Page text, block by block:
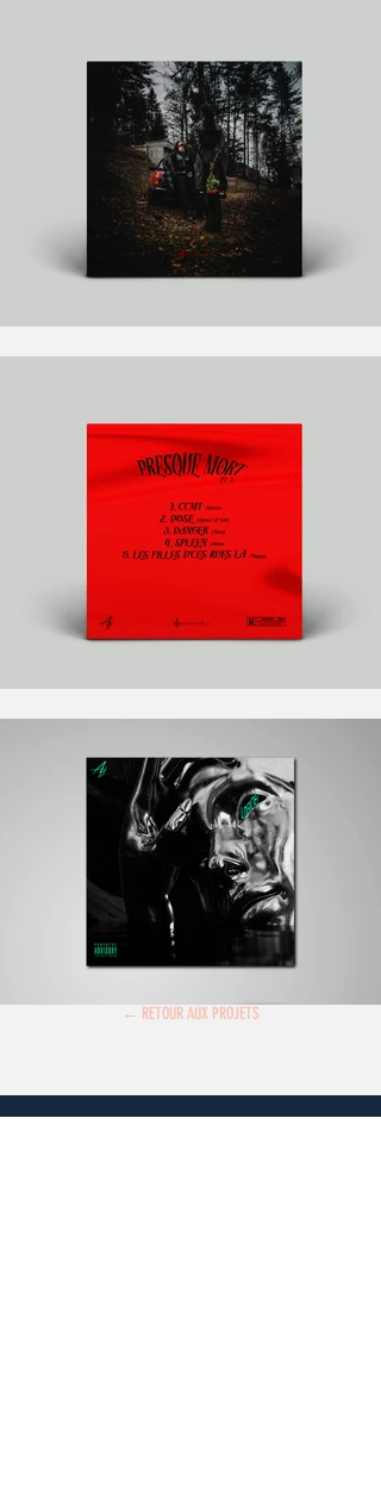
← RETOUR AUX PROJETS